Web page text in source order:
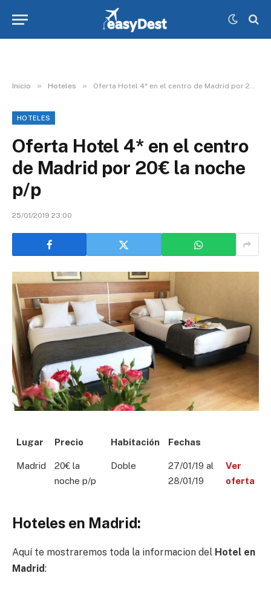
Inicio » Hoteles » Oferta Hotel 4* en el centro de Madrid por 20€ la noche p/p
HOTELES
Oferta Hotel 4* en el centro
de Madrid por 20€ la noche
p/p
25/01/2019 23:00
Lugar Precio Habitación Fechas
Madrid
20€ la
noche p/p
Doble
27/01/19 al
28/01/19
Ver
oferta
Hoteles en Madrid:
Aquí te mostraremos toda la informacion del Hotel en
Madrid: